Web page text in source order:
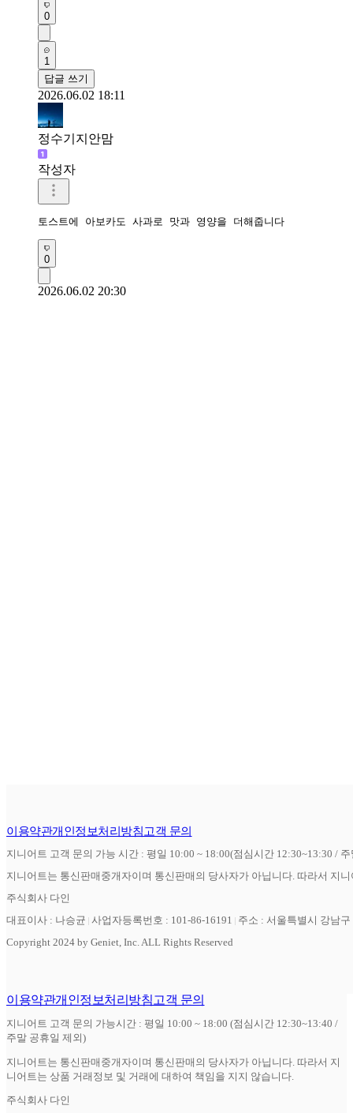
0
1
답글 쓰기
2026.06.02 18:11
정수기지안맘
작성자
토스트에 아보카도 사과로 맛과 영양을 더해줍니다
0
2026.06.02 20:30
이용약관개인정보처리방침고객 문의
지니어트 고객 문의 가능 시간 : 평일 10:00 ~ 18:00(점심시간 12:30~13:30 /
지니어트는 통신판매중개자이며 통신판매의 당사자가 아닙니다. 따라서 지
주식회사 다인
대표이사 : 나승균 사업자등록번호 : 101-86-16191
주소 : 서울특별시 강남
Copyright 2024 by Geniet, Inc. ALL Rights Reserved
이용약관개인정보처리방침고객 문의
지니어트 고객 문의 가능시간 : 평일 10:00 ~ 18:00 (점심시간 12:30~13:40 /
주말 공휴일 제외)
지니어트는 통신판매중개자이며 통신판매의 당사자가 아닙니다. 따라서 지
니어트는 상품 거래정보 및 거래에 대하여 책임을 지지 않습니다.
주식회사 다인